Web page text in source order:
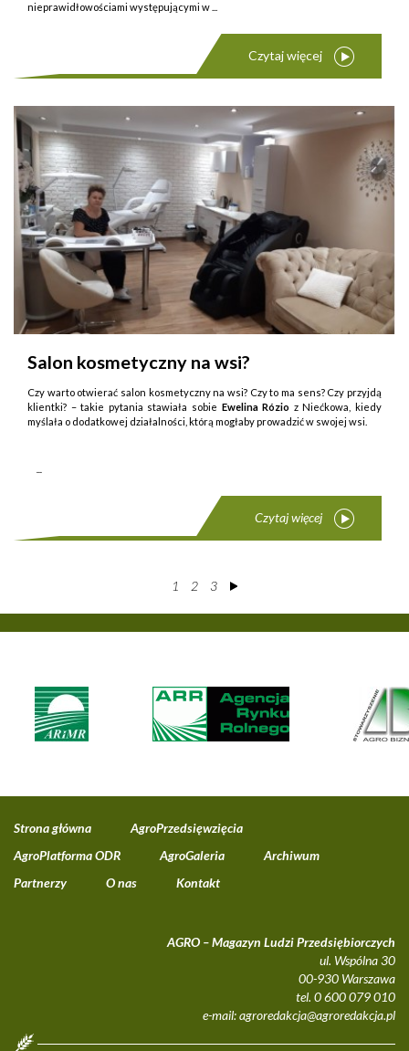
nieprawidłowościami występującymi w ...
Czytaj więcej
Salon kosmetyczny na wsi?
Czy warto otwierać salon kosmetyczny na wsi? Czy to ma sens? Czy przyjdą
klientki? – takie py­tania stawiała sobie Ewelina Rózio z Niećkowa, kiedy
myślała o dodatkowej działalności, którą mogłaby prowadzić w swojej wsi.
Czytaj więcej
1 2 3
Strona główna
AgroPrzedsięwzięcia
AgroPlatforma ODR
AgroGaleria
Archiwum
Partnerzy
O nas Kontakt
AGRO – Magazyn Ludzi Przedsiębiorczych
ul. Wspólna 30
00-930 Warszawa
tel. 0 600 079 010
e-mail:agroredakcja@agroredakcja.pl